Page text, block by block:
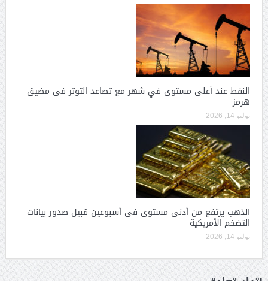
النفط عند أعلى مستوى في شهر مع تصاعد التوتر فى مضيق
هرمز
يوليو 14, 2026
الذهب يرتفع من أدنى مستوى فى أسبوعين قبيل صدور بيانات
التضخم الأمريكية
يوليو 14, 2026